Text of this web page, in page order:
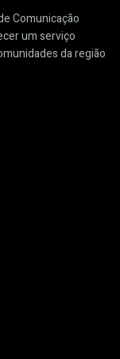
Comunicação
um serviço
da região